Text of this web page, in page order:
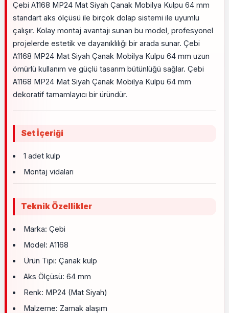
Çebi A1168 MP24 Mat Siyah Çanak Mobilya Kulpu 64 mm
standart aks ölçüsü ile birçok dolap sistemi ile uyumlu
çalışır. Kolay montaj avantajı sunan bu model, profesyonel
projelerde estetik ve dayanıklılığı bir arada sunar. Çebi
A1168 MP24 Mat Siyah Çanak Mobilya Kulpu 64 mm uzun
ömürlü kullanım ve güçlü tasarım bütünlüğü sağlar. Çebi
A1168 MP24 Mat Siyah Çanak Mobilya Kulpu 64 mm
dekoratif tamamlayıcı bir üründür.
Set İçeriği
1 adet kulp
Montaj vidaları
Teknik Özellikler
Marka: Çebi
Model: A1168
Ürün Tipi: Çanak kulp
Aks Ölçüsü: 64 mm
Renk: MP24 (Mat Siyah)
Malzeme: Zamak alaşım